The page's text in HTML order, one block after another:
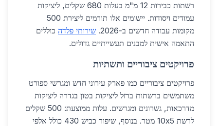
רשתות כבירות 12 מ"מ בעלות 680 שקלים, ליציקות
עמודים ויסודות. יישומים אלו תורמים ליצירת 500
מקומות עבודה חדשים ב-2026.
שירותי פלדה כוללים
התאמה אישית למבנים תעשייתיים גדולים.
פרויקטים ציבוריים ותשתיות
פרויקטים ציבוריים כמו פארק עירוני חדש ומגרשי ספורט
משתמשים ברשתות ברזל ליציקות בטון בגדרה ליציקות
מדרכאות, גשרונים ומגרשים. עלות ממוצעת: 500 שקלים
לרשת 10x5 מטר. בנוסף, שיפור כביש 430 כולל אלפי